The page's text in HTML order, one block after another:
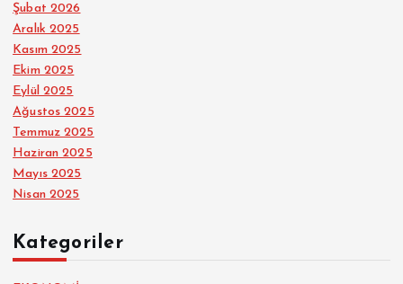
Şubat 2026
Aralık 2025
Kasım 2025
Ekim 2025
Eylül 2025
Ağustos 2025
Temmuz 2025
Haziran 2025
Mayıs 2025
Nisan 2025
Kategoriler